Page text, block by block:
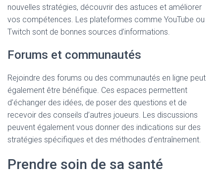
nouvelles stratégies, découvrir des astuces et améliorer
vos compétences. Les plateformes comme YouTube ou
Twitch sont de bonnes sources d’informations.
Forums et communautés
Rejoindre des forums ou des communautés en ligne peut
également être bénéfique. Ces espaces permettent
d’échanger des idées, de poser des questions et de
recevoir des conseils d’autres joueurs. Les discussions
peuvent également vous donner des indications sur des
stratégies spécifiques et des méthodes d’entraînement.
Prendre soin de sa santé